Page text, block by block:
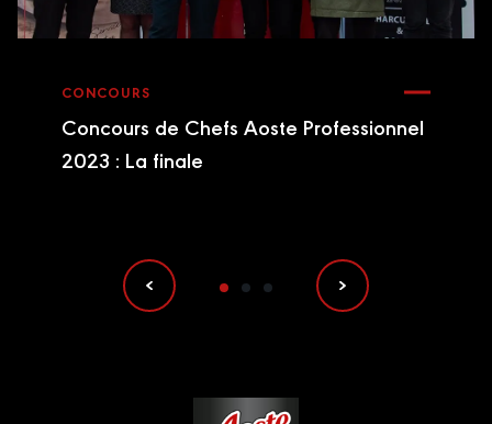
CONCOURS
Concours de Chefs Aoste Professionnel
2023 : La finale